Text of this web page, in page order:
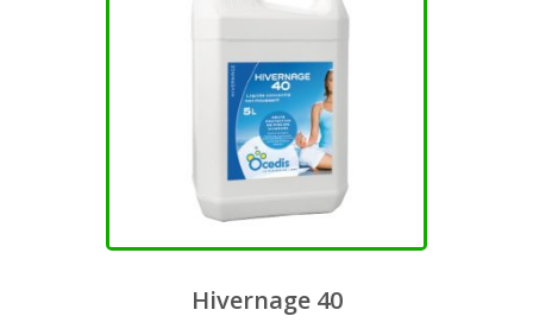
peuvent
être
choisies
sur
la
page
du
Hivernage 40